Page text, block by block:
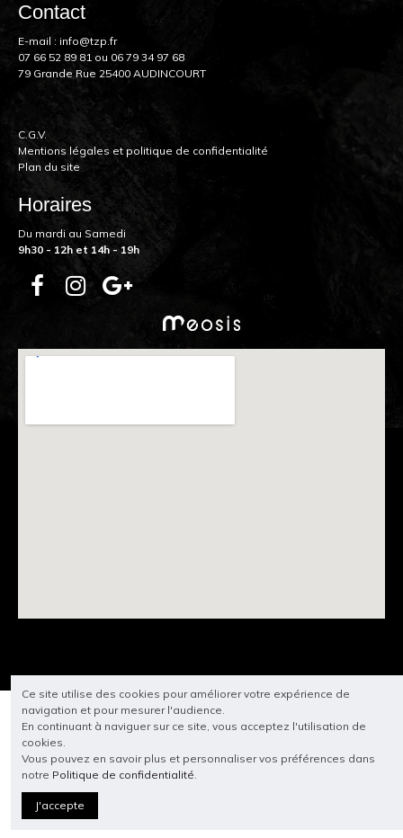
Contact
E-mail : info@tzp.fr
07 66 52 89 81 ou 06 79 34 97 68
79 Grande Rue 25400 AUDINCOURT
C.G.V.
Mentions légales et politique de confidentialité
Plan du site
Horaires
Du mardi au Samedi
9h30 - 12h et 14h - 19h
Ce site utilise des cookies pour améliorer votre expérience de
navigation et pour mesurer l'audience.
En continuant à naviguer sur ce site, vous acceptez l'utilisation de
cookies.
Vous pouvez en savoir plus et personnaliser vos préférences dans
notre Politique de confidentialité.
J'accepte